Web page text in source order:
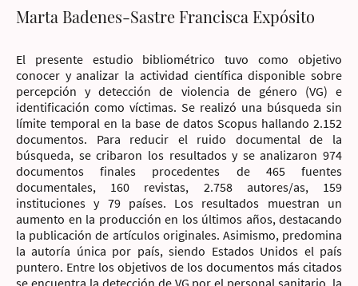
Marta Badenes-Sastre Francisca Expósito
El presente estudio bibliométrico tuvo como objetivo
conocer y analizar la actividad científica disponible sobre
percepción y detección de violencia de género (VG) e
identificación como víctimas. Se realizó una búsqueda sin
límite temporal en la base de datos Scopus hallando 2.152
documentos. Para reducir el ruido documental de la
búsqueda, se cribaron los resultados y se analizaron 974
documentos finales procedentes de 465 fuentes
documentales, 160 revistas, 2.758 autores/as, 159
instituciones y 79 países. Los resultados muestran un
aumento en la producción en los últimos años, destacando
la publicación de artículos originales. Asimismo, predomina
la autoría única por país, siendo Estados Unidos el país
puntero. Entre los objetivos de los documentos más citados
se encuentra la detección de VG por el personal sanitario, la